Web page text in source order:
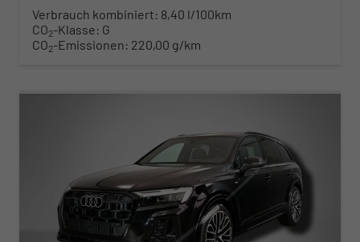
Verbrauch kombiniert: 8,40 l/100km
CO2-Klasse: G
CO2-Emissionen: 220,00 g/km